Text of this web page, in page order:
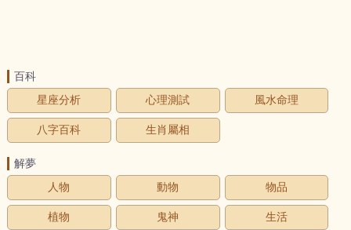
百科
星座分析
心理測試 風水命理
八字百科 生肖屬相
解夢
人物
動物 物品
植物 鬼神 生活